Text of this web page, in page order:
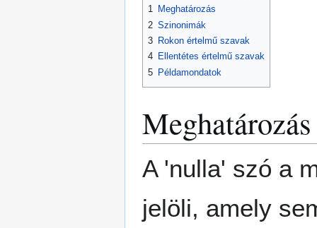
1 Meghatározás
2 Szinonimák
3 Rokon értelmű szavak
4 Ellentétes értelmű szavak
5 Példamondatok
Meghatározás
A 'nulla' szó a
jelöli, amely